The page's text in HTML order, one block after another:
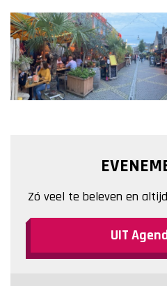
Zó veel te beleven en
UIT